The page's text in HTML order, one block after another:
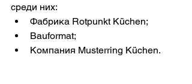
среди них:
Фабрика Rotpunkt Küchen;
Bauformat;
Компания Musterring Küchen.